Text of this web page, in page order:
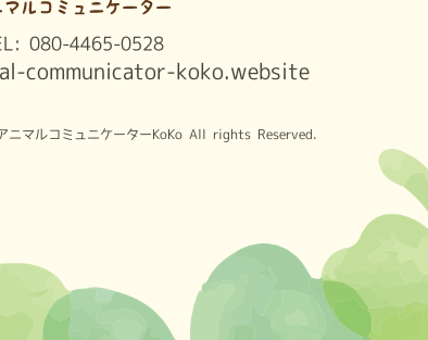
080-4465-0528
communicator-koko.website
マルコミュニケーターKoKo All rights Reserved.